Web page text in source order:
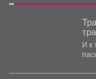
И к